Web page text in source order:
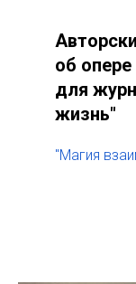
об опере
для
жизнь"
"Магия